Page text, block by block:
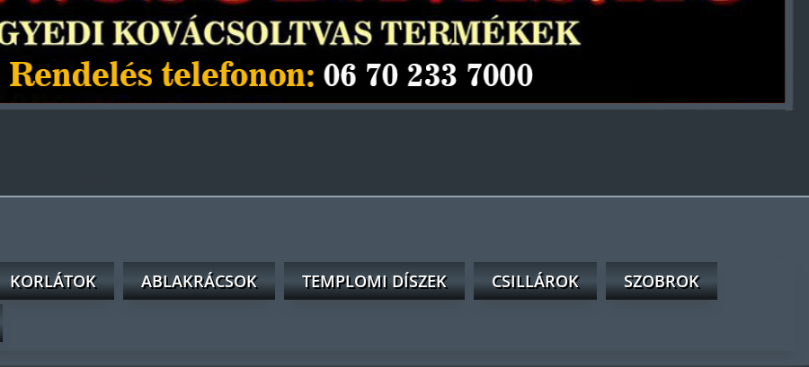
KORLÁTOK ABLAKRÁCSOK TEMPLOMI DÍSZEK CSILLÁROK SZOBROK